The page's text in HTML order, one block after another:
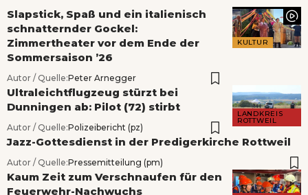
KULTUR
Slapstick, Spaß und ein italienisch
schnatternder Gockel:
Zimmertheater vor dem Ende der
Sommersaison ’26
Autor / Quelle:Peter Arnegger
LANDKREIS
ROTTWEIL
Ultraleichtflugzeug stürzt bei
Dunningen ab: Pilot (72) stirbt
Autor / Quelle:Polizeibericht (pz)
Jazz-Gottesdienst in der Predigerkirche Rottweil
Autor / Quelle:Pressemitteilung (pm)
Kaum Zeit zum Verschnaufen für den
Feuerwehr-Nachwuchs